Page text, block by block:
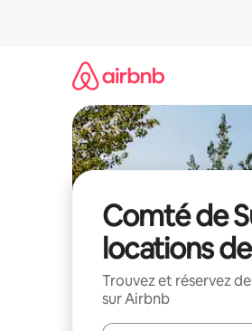
Comté de
locations
Trouvez et réservez
sur Airbnb